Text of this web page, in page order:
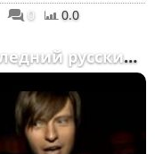
0 0.0
Последний русский — Про...